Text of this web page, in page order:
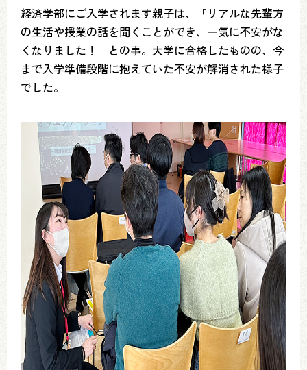
経済学部にご入学されます親子は、「リアルな先輩方
の生活や授業の話を聞くことができ、一気に不安がな
くなりました！」との事。大学に合格したものの、今
まで入学準備段階に抱えていた不安が解消された様子
でした。